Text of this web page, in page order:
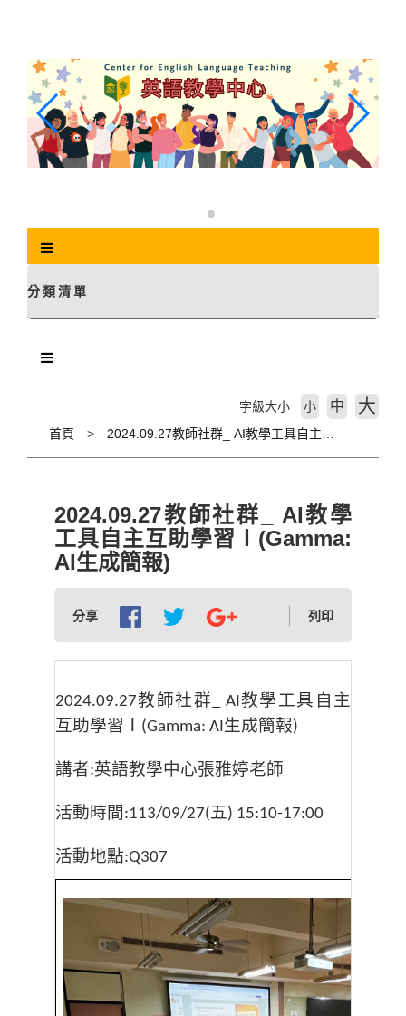
分類清單
首頁
字級大小 小 中 大
2024.09.27教師社群_ AI教學
工具自主互助學習Ⅰ(Gamma:
AI生成簡報)
分享 列印
2024.09.27教師社群 _ AI教學工具自主
互助學習
(Gamma: AI生成簡報)
講者:英語教學中心張雅婷老師
活動時間 :113/09/27(五) 15:10-17:00
活動地點:Q307